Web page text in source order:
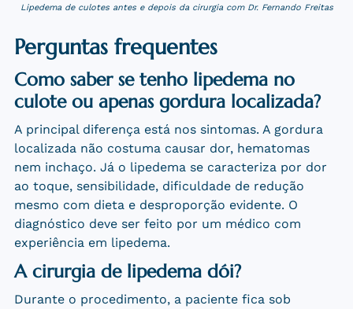
Lipedema de culotes antes e depois da cirurgia com Dr. Fernando Freitas
Perguntas frequentes
Como saber se tenho lipedema no
culote ou apenas gordura localizada?
A principal diferença está nos sintomas. A gordura
localizada não costuma causar dor, hematomas
nem inchaço. Já o lipedema se caracteriza por dor
ao toque, sensibilidade, dificuldade de redução
mesmo com dieta e desproporção evidente. O
diagnóstico deve ser feito por um médico com
experiência em lipedema.
A cirurgia de lipedema dói?
Durante o procedimento, a paciente fica sob